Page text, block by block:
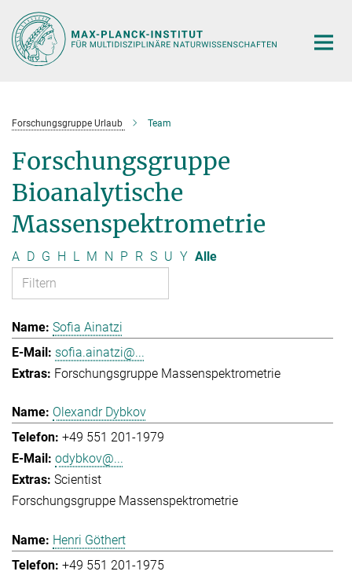
Hauptinhalt
Forschungsgruppe Urlaub Team
Forschungsgruppe
Bioanalytische
Massenspektrometrie
A D G H L M N P R S U Y Alle
Sofia Ainatzi
sofia.ainatzi@...
Forschungsgruppe Massenspektrometrie
Olexandr Dybkov
+49 551 201-1979
odybkov@...
Scientist
Forschungsgruppe Massenspektrometrie
Henri Göthert
+49 551 201-1975